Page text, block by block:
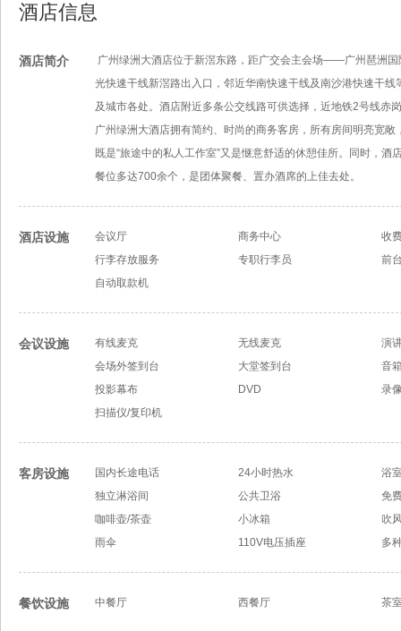
酒店信息
酒店简介
广州绿洲大酒店位于新滘东路，距广交会主会场——广州琶洲
光快速干线新滘路出入口，邻近华南快速干线及南沙港快速干
及城市各处。酒店附近多条公交线路可供选择，近地铁2号线赤
广州绿洲大酒店拥有简约、时尚的商务客房，所有房间明亮宽
既是“旅途中的私人工作室”又是惬意舒适的休憩佳所。同时，
餐位多达700余个，是团体聚餐、置办酒席的上佳去处。
酒店设施 会议厅 商务中心
收
行李存放服务
专职行李员
前
自动取款机
会议设施 有线麦克 无线麦克
演
会场外签到台
大堂签到台
音
投影幕布
DVD
录
扫描仪/复印机
客房设施 国内长途电话 24小时热水
浴
独立淋浴间
公共卫浴
免
咖啡壶/茶壶
小冰箱
吹
雨伞
110V电压插座 多
餐饮设施 中餐厅 西餐厅 茶